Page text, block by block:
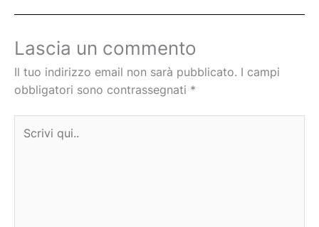
Lascia un commento
Il tuo indirizzo email non sarà pubblicato. I campi
obbligatori sono contrassegnati *
qui..